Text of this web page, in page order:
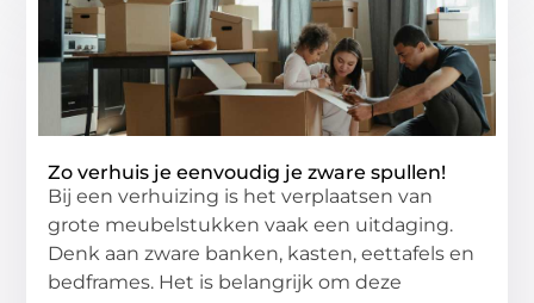
Zo verhuis je eenvoudig je zware spullen!
Bij een verhuizing is het verplaatsen van
grote meubelstukken vaak een uitdaging.
Denk aan zware banken, kasten, eettafels en
bedframes. Het is belangrijk om deze